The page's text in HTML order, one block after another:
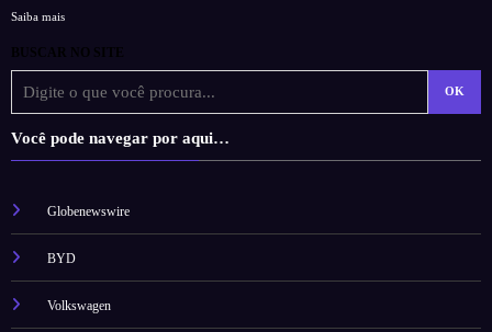
Saiba mais
BUSCAR NO SITE
OK
Você pode navegar por aqui…
Globenewswire
BYD
Volkswagen